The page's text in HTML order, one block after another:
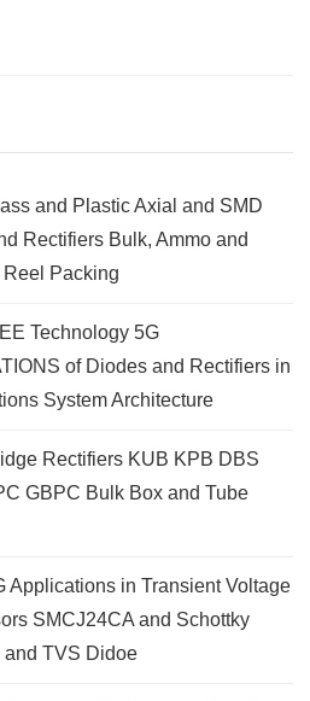
and Plastic Axial and SMD
Rectifiers Bulk, Ammo and
Reel Packing
Technology 5G
of Diodes and Rectifiers in
System Architecture
Rectifiers KUB KPB DBS
GBPC Bulk Box and Tube
Applications in Transient Voltage
SMCJ24CA and Schottky
and TVS Didoe